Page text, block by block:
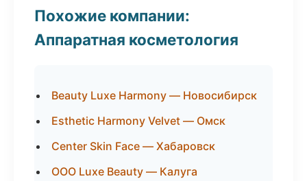
Похожие компании:
Аппаратная косметология
Beauty Luxe Harmony — Новосибирск
Esthetic Harmony Velvet — Омск
Center Skin Face — Хабаровск
ООО Luxe Beauty — Калуга